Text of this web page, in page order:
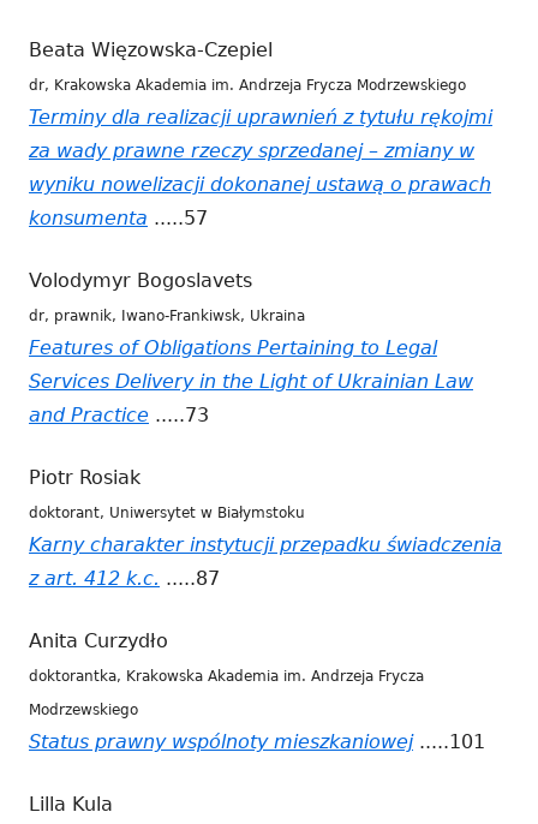
się
w
nowym
oknie
Beata Więzowska-Czepiel
dr, Krakowska Akademia im. Andrzeja Frycza Modrzewskiego
Terminy dla realizacji uprawnień z tytułu rękojmi
za wady prawne rzeczy sprzedanej – zmiany w
wyniku nowelizacji dokonanej ustawą o prawach
konsumenta Strona
się
w
nowym
oknie
.....57
Volodymyr Bogoslavets
dr, prawnik, Iwano-Frankiwsk, Ukraina
Features of Obligations Pertaining to Legal
Services Delivery in the Light of Ukrainian Law
and Practice Strona
w
nowym
oknie
.....73
Piotr Rosiak
doktorant, Uniwersytet w Białymstoku
Karny charakter instytucji przepadku świadczenia
z art. 412 k.c. Strona
się
w
oknie
.....87
Anita Curzydło
doktorantka, Krakowska Akademia im. Andrzeja Frycza
Modrzewskiego
Status prawny wspólnoty mieszkaniowejStrona
.....101
Lilla Kula